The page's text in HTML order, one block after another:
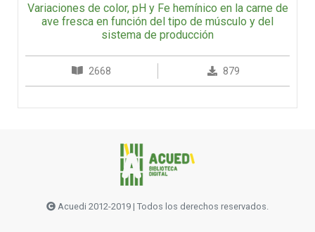
Variaciones de color, pH y Fe hemínico en la carne de
ave fresca en función del tipo de músculo y del
sistema de producción
2668 879
Acuedi 2012-2019 | Todos los derechos reservados.